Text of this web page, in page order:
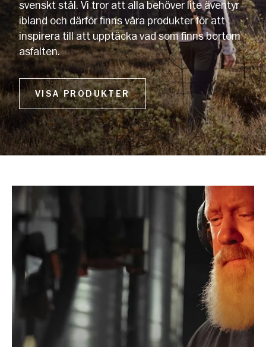
svenskt stål. Vi tror att alla behöver lite äventyr
ibland och därför finns våra produkter för att
inspirera till att upptäcka vad som finns bortom
asfalten.
VISA PRODUKTER